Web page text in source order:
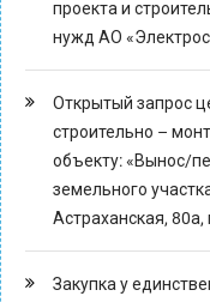
проекта и
нужд АО
Открытый запрос
строительно –
объекту: «Вынос/
земельного
Астраханская, 80а,
Закупка у